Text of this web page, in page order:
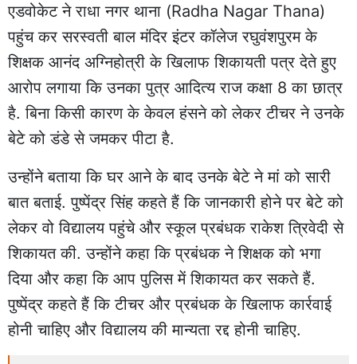
एडवोकेट ने राधा नगर थाना (Radha Nagar Thana)
पहुंच कर सरस्वती बाल मंदिर इंटर कॉलेज रघुवंशपुरम के
शिक्षक आनंद अग्निहोत्री के खिलाफ शिकायती पत्र देते हुए
आरोप लगाया कि उनका पुत्र आदित्य राज कक्षा 8 का छात्र
है. बिना किसी कारण के केवल हंसने को लेकर टीचर ने उनके
बेटे को डंडे से जमकर पीटा है.
उन्होंने बताया कि घर आने के बाद उनके बेटे ने मां को सारी
बात बताई. पुष्पेंद्र सिंह कहते हैं कि जानकारी होने पर बेटे को
लेकर वो विद्यालय पहुंचे और स्कूल प्रबंधक राकेश त्रिवेदी से
शिकायत की. उन्होंने कहा कि प्रबंधक ने शिक्षक को भगा
दिया और कहा कि आपपुलिसमें शिकायत कर सकते हैं.
पुष्पेंद्र कहते हैं कि टीचर और प्रबंधक के खिलाफ कार्रवाई
होनी चाहिए और विद्यालय की मान्यता रद्द होनी चाहिए.